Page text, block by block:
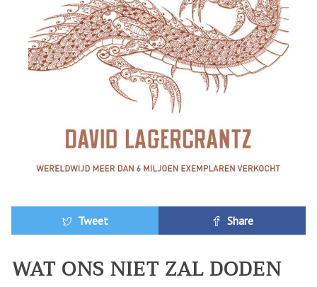
Tweet Share
WAT ONS NIET ZAL DODEN